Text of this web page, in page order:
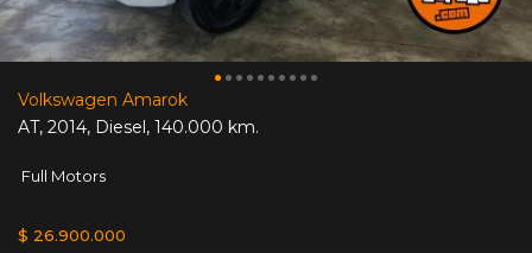
Volkswagen Amarok
AT, 2014, Diesel, 140.000 km.
Full Motors
$ 26.900.000